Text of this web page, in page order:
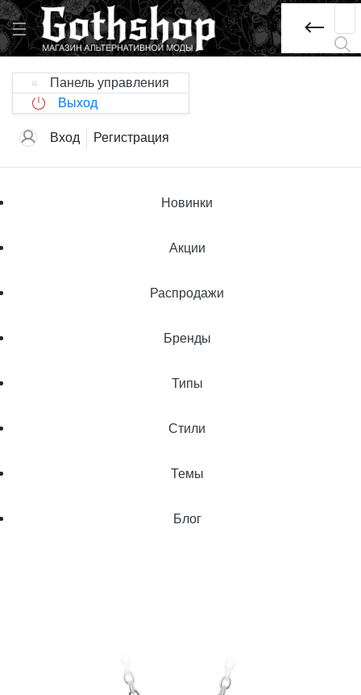
Панель управления
Выход
Вход Регистрация
Новинки
Акции
Распродажи
Бренды
Типы
Стили
Темы
Блог